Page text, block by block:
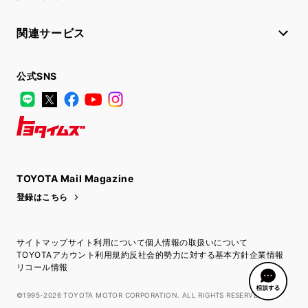
関連サービス
公式SNS
LINE
X FacebookYouTube
TOYOTA Mail Magazine
登録はこちら
サイトマップサイト利用について個人情報の取扱いについて
TOYOTAアカウント利用規約反社会的勢力に対する基本方針企業情報
リコール情報
©1995-2026 TOYOTA MOTOR CORPORATION. ALL RIGHTS RESERVED.